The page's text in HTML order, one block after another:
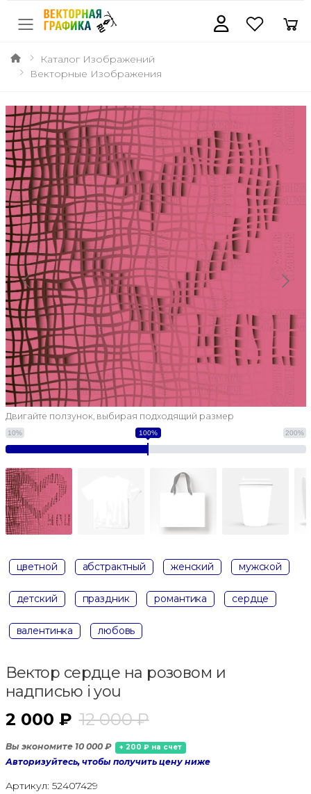
Каталог Изображений
Векторные Изображения
Двигайте ползунок, выбирая подходящий размер
10% 200%
100%
цветной абстрактный женский мужской
детский праздник романтика сердце
валентинка любовь
Вектор сердце на розовом и
надписью i you
2 000 ₽ 12 000 ₽
Вы экономите 10 000 ₽ + 200 ₽ на счет
Авторизуйтесь, чтобы получить цену ниже
Артикул: 52407429